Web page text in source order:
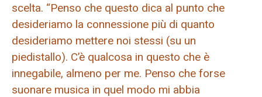
scelta. “Penso che questo dica al punto che
desideriamo la connessione più di quanto
desideriamo mettere noi stessi (su un
piedistallo). C’è qualcosa in questo che è
innegabile, almeno per me. Penso che forse
suonare musica in quel modo mi abbia